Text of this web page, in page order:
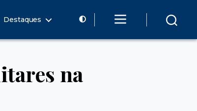
Destaques
na